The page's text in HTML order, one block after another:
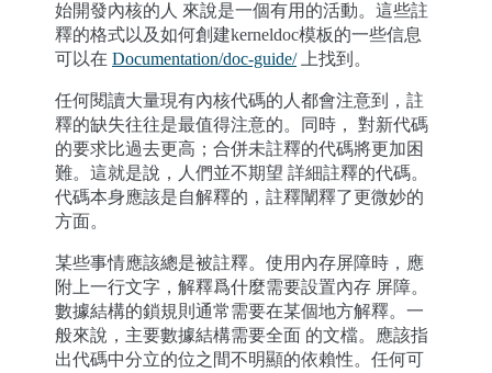
始開發內核的人 來說是一個有用的活動。這些註
釋的格式以及如何創建kerneldoc模板的一些信息
可以在 Documentation/doc-guide/上找到。
任何閱讀大量現有內核代碼的人都會注意到，註
釋的缺失往往是最值得注意的。同時， 對新代碼
的要求比過去更高；合併未註釋的代碼將更加困
難。這就是說，人們並不期望 詳細註釋的代碼。
代碼本身應該是自解釋的，註釋闡釋了更微妙的
方面。
某些事情應該總是被註釋。使用內存屏障時，應
附上一行文字，解釋爲什麼需要設置內存 屏障。
數據結構的鎖規則通常需要在某個地方解釋。一
般來說，主要數據結構需要全面 的文檔。應該指
出代碼中分立的位之間不明顯的依賴性。任何可